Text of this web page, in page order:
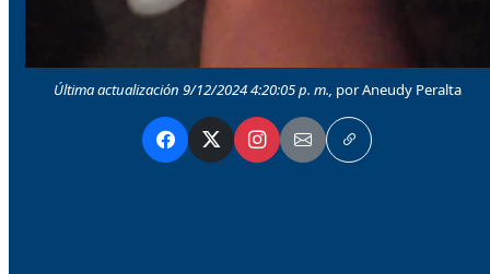
Última actualización 9/12/2024 4:20:05 p. m., por Aneudy Peralta